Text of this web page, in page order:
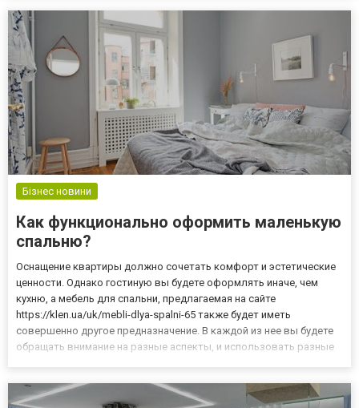
Бізнес новини
Как функционально оформить маленькую
спальню?
Оснащение квартиры должно сочетать комфорт и эстетические
ценности. Однако гостиную вы будете оформлять иначе, чем
кухню, а мебель для спальни, предлагаемая на сайте
https://klen.ua/uk/mebli-dlya-spalni-65 также будет иметь
совершенно другое предназначение. В каждой из нее вы будете
обращать внимание на разные аспекты, и использовать разные